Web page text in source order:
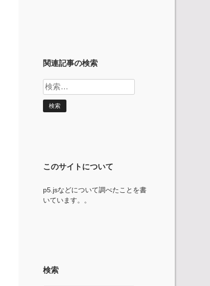
関連記事の検索
検
索:
このサイトについて
p5.jsなどについて調べたことを書
いています。。
検索